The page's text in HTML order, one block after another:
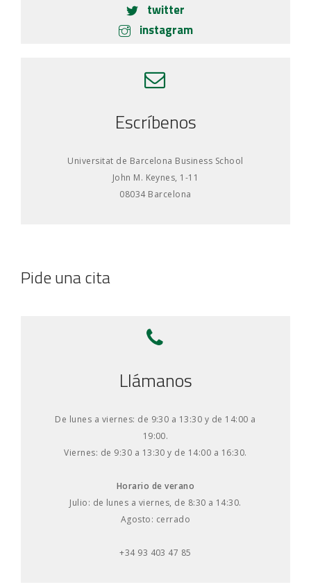
twitter
instagram
Escríbenos
Universitat de Barcelona Business School
John M. Keynes, 1-11
08034 Barcelona
Pide una cita
Llámanos
De lunes a viernes: de 9:30 a 13:30 y de 14:00 a
19:00.
Viernes: de 9:30 a 13:30 y de 14:00 a 16:30.
Horario de verano
Julio: de lunes a viernes, de 8:30 a 14:30.
Agosto: cerrado
+34 93 403 47 85